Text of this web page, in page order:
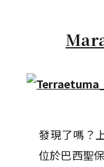
發現了嗎？
位於巴西聖